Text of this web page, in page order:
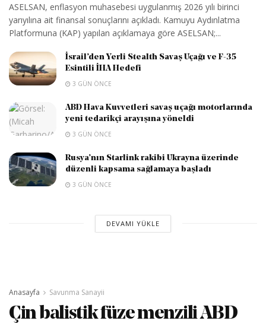
ASELSAN, enflasyon muhasebesi uygulanmış 2026 yılı birinci
yarıyılına ait finansal sonuçlarını açıkladı. Kamuyu Aydınlatma
Platformuna (KAP) yapılan açıklamaya göre ASELSAN;...
İsrail’den Yerli Stealth Savaş Uçağı ve F-35
Esintili İHA Hedefi
3 GÜN ÖNCE
ABD Hava Kuvvetleri savaş uçağı motorlarında
yeni tedarikçi arayışına yöneldi
3 GÜN ÖNCE
Rusya’nın Starlink rakibi Ukrayna üzerinde
düzenli kapsama sağlamaya başladı
3 GÜN ÖNCE
DEVAMI YÜKLE
Anasayfa Savunma Sanayii
Çin balistik füze menzili ABD